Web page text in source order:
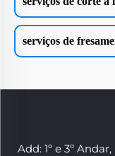
serviços de
Add: 1º e 3º